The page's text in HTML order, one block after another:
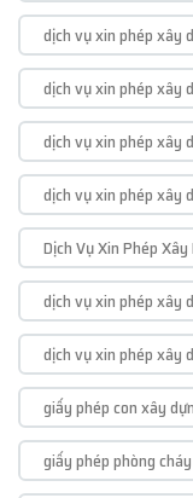
dịch vụ xin phép xây
dịch vụ xin phép xây
dịch vụ xin phép xây
dịch vụ xin phép xây
Dịch Vụ Xin Phép
dịch vụ xin phép xây
dịch vụ xin phép xây
giấy phép con xây
giấy phép phòng